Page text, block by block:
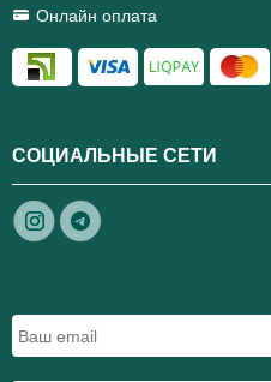
Онлайн оплата
СОЦИАЛЬНЫЕ СЕТИ